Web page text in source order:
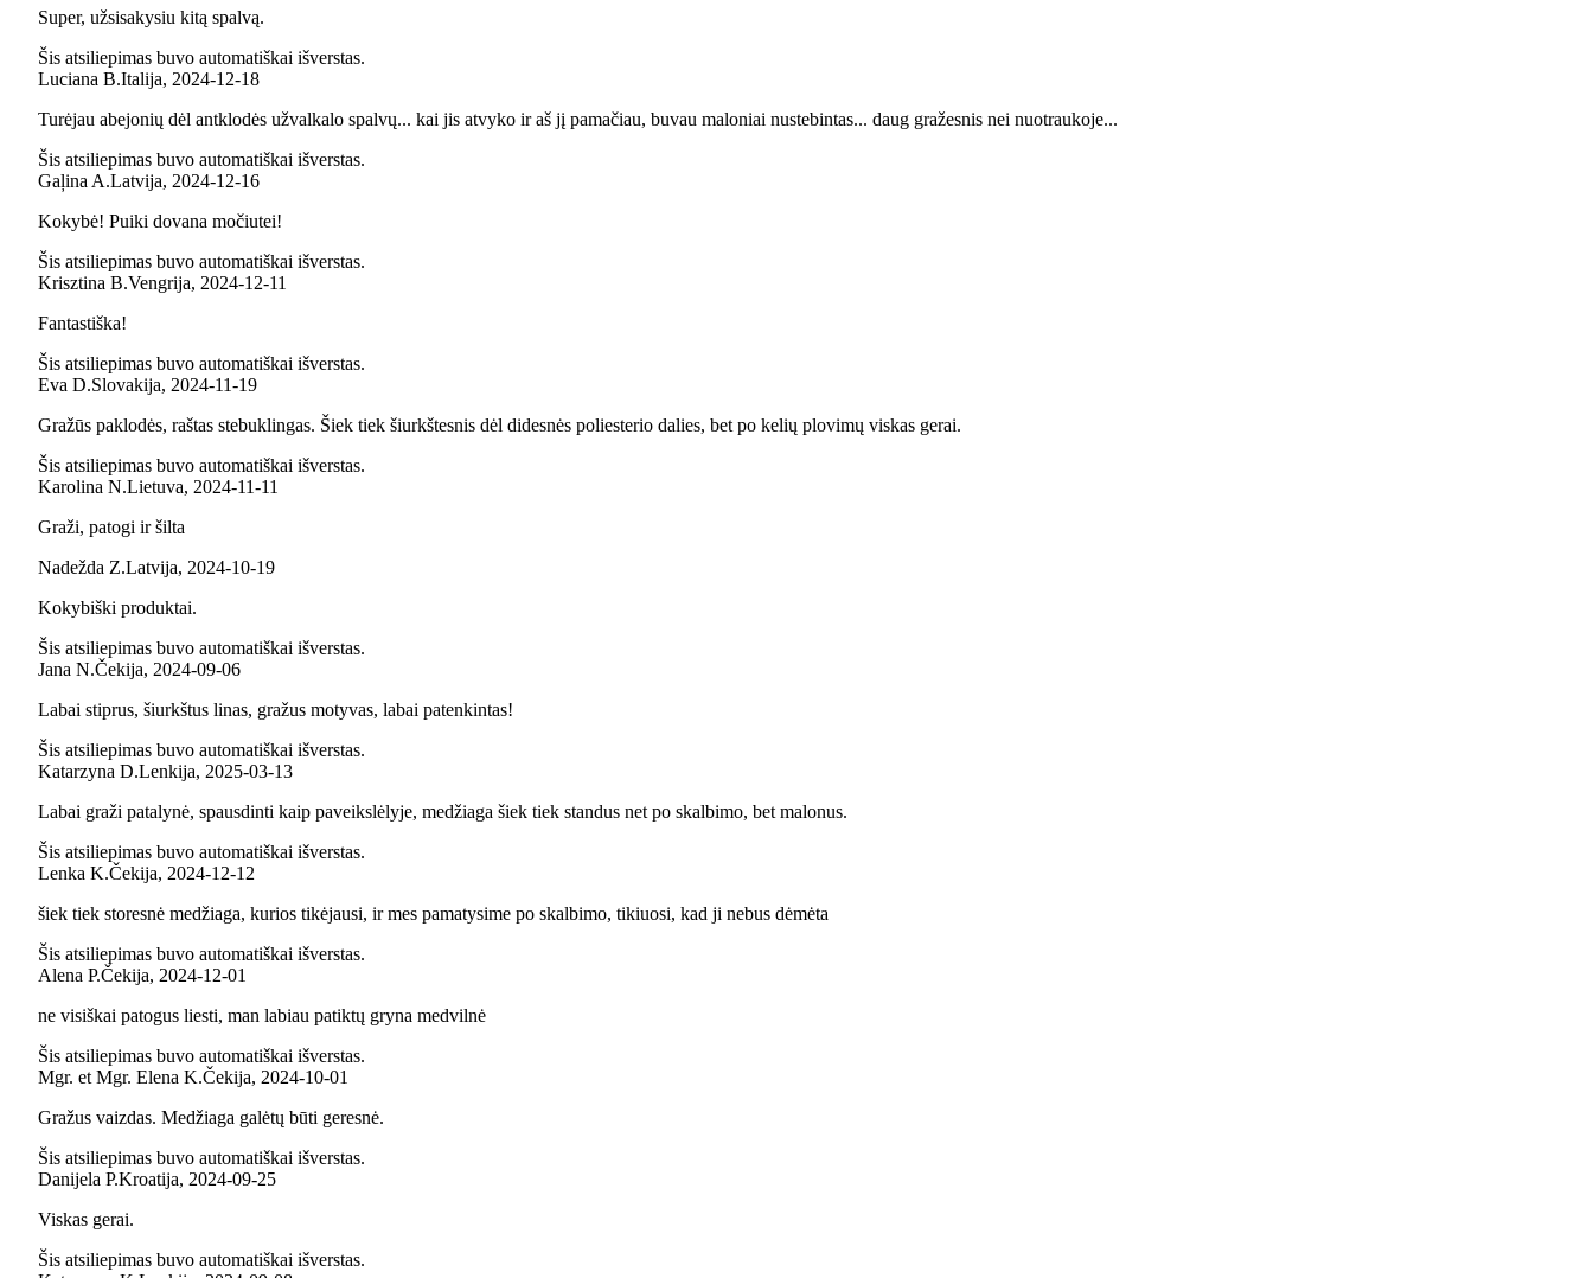
Super, užsisakysiu kitą spalvą.
Šis atsiliepimas buvo automatiškai išverstas.
Luciana B.Italija, 2024‑12‑18
Turėjau abejonių dėl antklodės užvalkalo spalvų... kai jis atvyko ir aš jį pamačiau, buvau maloniai nustebintas... daug gražesnis nei nuotraukoje...
Šis atsiliepimas buvo automatiškai išverstas.
Gaļina A.Latvija, 2024‑12‑16
Kokybė! Puiki dovana močiutei!
Šis atsiliepimas buvo automatiškai išverstas.
Krisztina B.Vengrija, 2024‑12‑11
Fantastiška!
Šis atsiliepimas buvo automatiškai išverstas.
Eva D.Slovakija, 2024‑11‑19
Gražūs paklodės, raštas stebuklingas. Šiek tiek šiurkštesnis dėl didesnės poliesterio dalies, bet po kelių plovimų viskas gerai.
Šis atsiliepimas buvo automatiškai išverstas.
Karolina N.Lietuva, 2024‑11‑11
Graži, patogi ir šilta
Nadežda Z.Latvija, 2024‑10‑19
Kokybiški produktai.
Šis atsiliepimas buvo automatiškai išverstas.
Jana N.Čekija, 2024‑09‑06
Labai stiprus, šiurkštus linas, gražus motyvas, labai patenkintas!
Šis atsiliepimas buvo automatiškai išverstas.
Katarzyna D.Lenkija, 2025‑03‑13
Labai graži patalynė, spausdinti kaip paveikslėlyje, medžiaga šiek tiek standus net po skalbimo, bet malonus.
Šis atsiliepimas buvo automatiškai išverstas.
Lenka K.Čekija, 2024‑12‑12
šiek tiek storesnė medžiaga, kurios tikėjausi, ir mes pamatysime po skalbimo, tikiuosi, kad ji nebus dėmėta
Šis atsiliepimas buvo automatiškai išverstas.
Alena P.Čekija, 2024‑12‑01
ne visiškai patogus liesti, man labiau patiktų gryna medvilnė
Šis atsiliepimas buvo automatiškai išverstas.
Mgr. et Mgr. Elena K.Čekija, 2024‑10‑01
Gražus vaizdas. Medžiaga galėtų būti geresnė.
Šis atsiliepimas buvo automatiškai išverstas.
Danijela P.Kroatija, 2024‑09‑25
Viskas gerai.
Šis atsiliepimas buvo automatiškai išverstas.